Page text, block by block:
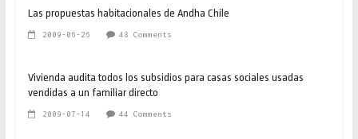
Las propuestas habitacionales de Andha Chile
2009-06-26 48 Comments
Vivienda audita todos los subsidios para casas sociales usadas
vendidas a un familiar directo
2009-07-14 44 Comments